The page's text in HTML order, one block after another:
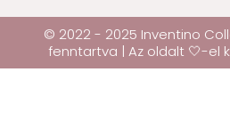
© 2022 - 2025 Inventino
fenntartva | Az oldalt 🤍-el